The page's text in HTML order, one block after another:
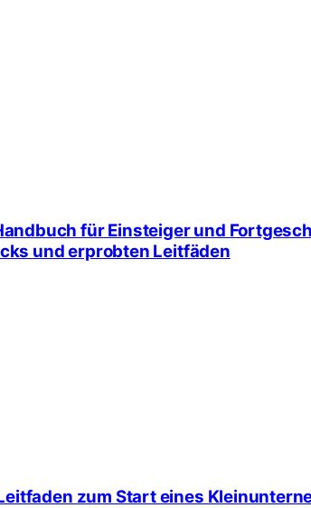
für Einsteiger und
und erprobten Leitfäden
zum Start eines